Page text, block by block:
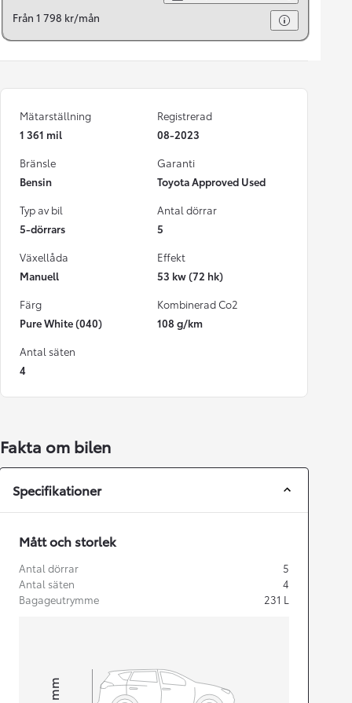
Från 1 798 kr/mån
Mätarställning
1 361 mil
Registrerad
08-2023
Bränsle
Bensin
Garanti
Toyota Approved Used
Typ av bil
5-dörrars
Antal dörrar
5
Växellåda
Manuell
Effekt
53 kw (72 hk)
Färg
Pure White (040)
Kombinerad Co2
108 g/km
Antal säten
4
Fakta om bilen
Specifikationer
Mått och storlek
Antal dörrar
5
Antal säten
4
Bagageutrymme
231 L
mm